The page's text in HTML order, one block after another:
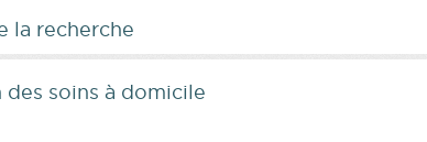
la recherche
soins à domicile